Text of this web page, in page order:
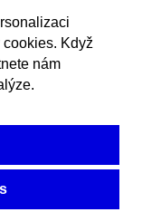
Když
nám